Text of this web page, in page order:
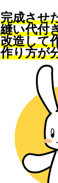
完成さ
縫い代付
改造し
作り方が